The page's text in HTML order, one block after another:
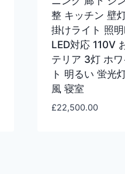
整 キッチン 壁
掛けライト 照
LED対応 110V
テリア 3灯 ホ
ト 明るい 蛍光
風 寝室
£22,500.00